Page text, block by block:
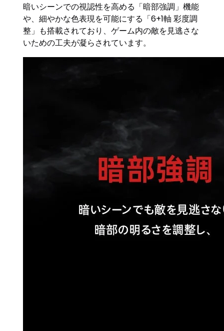
暗いシーンでの視認性を高める「暗部強調」機能
や、細やかな色表現を可能にする「6+1軸 彩度調
整」も搭載されており、ゲーム内の敵を見逃さな
いための工夫が凝らされています。